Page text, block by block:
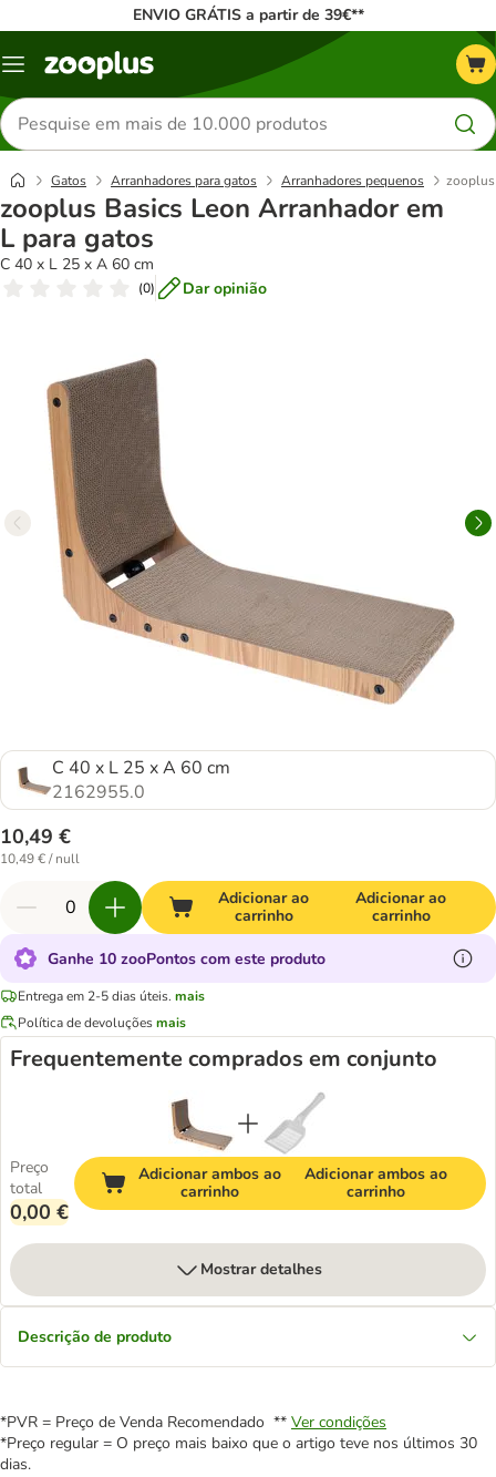
ENVIO GRÁTIS a partir de 39€**
Menu
Pesquisar
produtos
Gatos Arranhadores para gatos Arranhadores pequenos zooplus
zooplus Basics Leon Arranhador em
L para gatos
C 40 x L 25 x A 60 cm
(0) Dar opinião
C 40 x L 25 x A 60 cm
2162955.0
10,49 €
10,49 € / null
Adicionar ao
carrinho
Adicionar ao
carrinho
Ganhe 10 zooPontos com este produto
Entrega em 2-5 dias úteis. mais
Política de devoluçõesmais
Frequentemente comprados em conjunto
Preço
total
0,00 €
Adicionar ambos ao
carrinho
Adicionar ambos ao
carrinho
Mostrar detalhes
Descrição de produto
*PVR = Preço de Venda Recomendado ** Ver condições
*Preço regular = O preço mais baixo que o artigo teve nos últimos 30
dias.